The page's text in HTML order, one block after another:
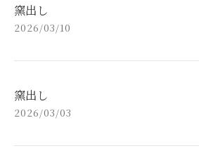
窯出し
2026/03/10
窯出し
2026/03/03